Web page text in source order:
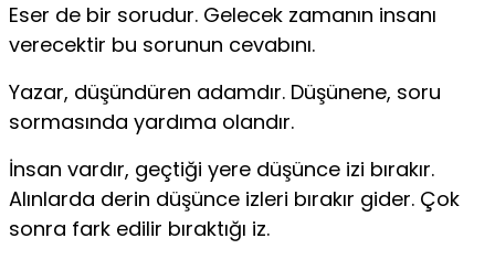
Eser de bir sorudur. Gelecek zamanın insanı
verecektir bu sorunun cevabını.
Yazar, düşündüren adamdır. Düşünene, soru
sorma­sında yardıma olandır.
İnsan vardır, geçtiği yere düşünce izi bırakır.
Alınlarda derin düşünce izleri bırakır gider. Çok
sonra fark edilir bıraktığı iz.